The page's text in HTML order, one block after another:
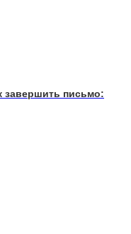
завершить письмо: